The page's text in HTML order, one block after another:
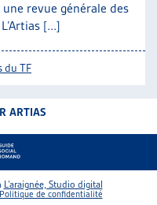
revue générale des
[...]
du TF
ARTIAS
L’araignée, Studio digital
Politique de confidentialité